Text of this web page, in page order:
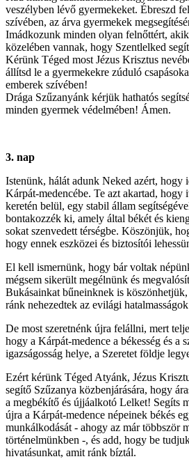
veszélyben lévő gyermekeket. Ébreszd
szívében, az árva gyermekek
Imádkozunk minden olyan felnőttért,
közelében vannak, hogy Szentlelked
Kérünk Téged most Jézus Krisztus
állítsd le a gyermekekre zúduló
emberek szívében!
Drága Szűzanyánk kérjük hathatós
minden gyermek védelmében! Ámen.
3. nap
Istenünk, hálát adunk Neked azért, hogy
Kárpát-medencébe. Te azt akartad, hogy
keretén belül, egy stabil állam
bontakozzék ki, amely által békét és
sokat szenvedett térségbe. Köszönjük,
hogy ennek eszközei és biztosítói
El kell ismernünk, hogy bár voltak
mégsem sikerült megélnünk és
Bukásainkat bűneinknek is
ránk nehezedtek az evilági
De most szeretnénk újra felállni, mert
hogy a Kárpát-medence a békesség és a
igazságosság helye, a Szeretet földje
Ezért kérünk Téged Atyánk, Jézus
segítő Szűzanya közbenjárására, hogy
a megbékítő és újjáalkotó Lelket! Segíts
újra a Kárpát-medence népeinek békés
munkálkodását - ahogy az már többször
történelmünkben -, és add, hogy be
hivatásunkat, amit ránk bíztál.